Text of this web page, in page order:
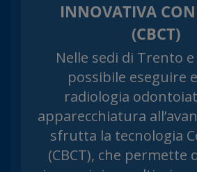
INNOVATIVA
(CBCT)
Nelle sedi di Trento
possibile eseguire
radiologia
apparecchiatura
sfrutta la tecnologia
(CBCT), che permette